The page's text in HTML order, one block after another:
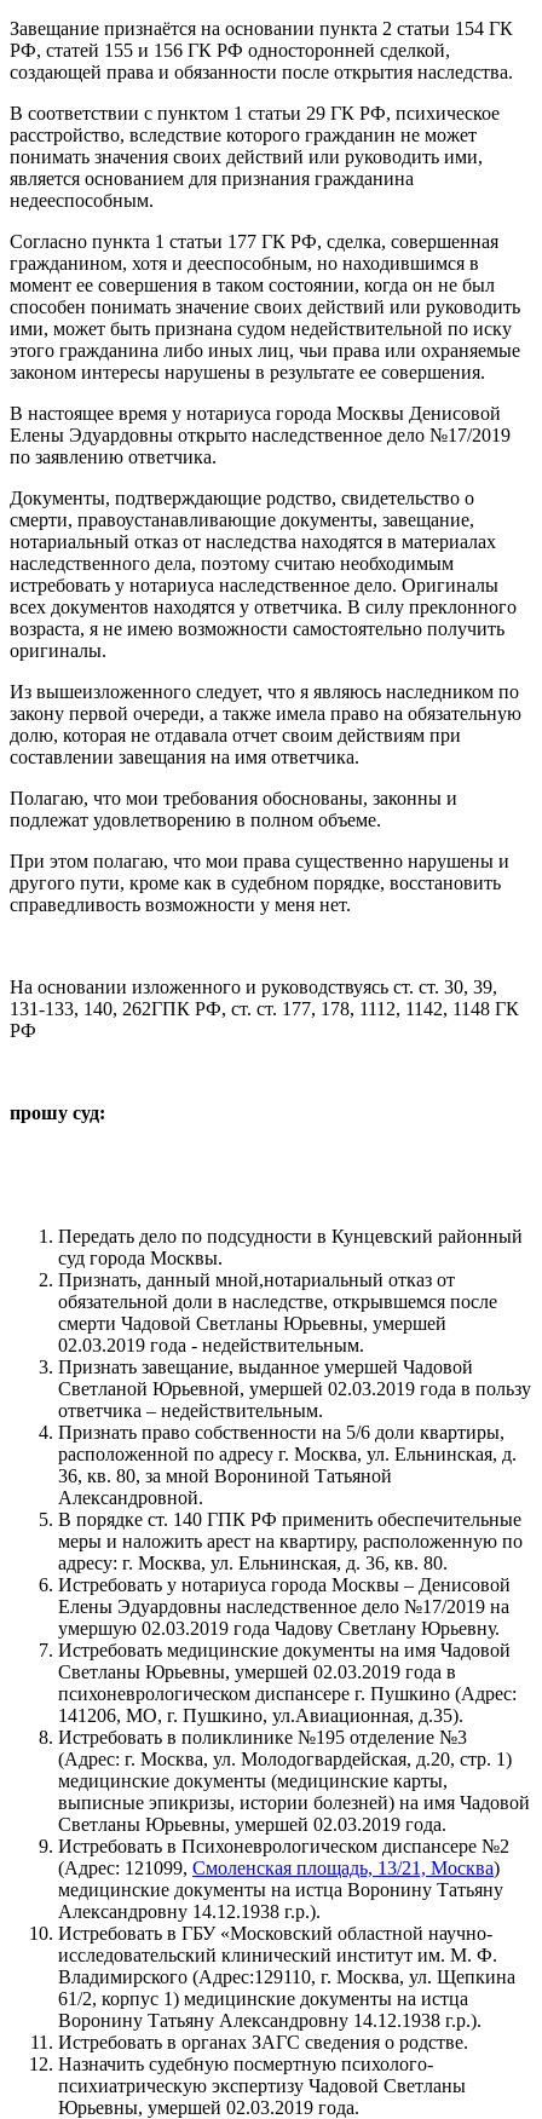
Завещание признаётся на основании пункта 2 статьи 154 ГК
РФ, статей 155 и 156 ГК РФ односторонней сделкой,
создающей права и обязанности после открытия наследства.
В соответствии с пунктом 1 статьи 29 ГК РФ, психическое
расстройство, вследствие которого гражданин не может
понимать значения своих действий или руководить ими,
является основанием для признания гражданина
недееспособным.
Согласно пункта 1 статьи 177 ГК РФ, сделка, совершенная
гражданином, хотя и дееспособным, но находившимся в
момент ее совершения в таком состоянии, когда он не был
способен понимать значение своих действий или руководить
ими, может быть признана судом недействительной по иску
этого гражданина либо иных лиц, чьи права или охраняемые
законом интересы нарушены в результате ее совершения.
В настоящее время у нотариуса города Москвы Денисовой
Елены Эдуардовны открыто наследственное дело №17/2019
по заявлению ответчика.
Документы, подтверждающие родство, свидетельство о
смерти, правоустанавливающие документы, завещание,
нотариальный отказ от наследства находятся в материалах
наследственного дела, поэтому считаю необходимым
истребовать у нотариуса наследственное дело. Оригиналы
всех документов находятся у ответчика. В силу преклонного
возраста, я не имею возможности самостоятельно получить
оригиналы.
Из вышеизложенного следует, что я являюсь наследником по
закону первой очереди, а также имела право на обязательную
долю, которая не отдавала отчет своим действиям при
составлении завещания на имя ответчика.
Полагаю, что мои требования обоснованы, законны и
подлежат удовлетворению в полном объеме.
При этом полагаю, что мои права существенно нарушены и
другого пути, кроме как в судебном порядке, восстановить
справедливость возможности у меня нет.
На основании изложенного и руководствуясь ст. ст. 30, 39,
131-133, 140, 262ГПК РФ, ст. ст. 177, 178, 1112, 1142, 1148 ГК
РФ
прошу суд:
Передать дело по подсудности в Кунцевский районный
суд города Москвы.
Признать, данный мной,нотариальный отказ от
обязательной доли в наследстве, открывшемся после
смерти Чадовой Светланы Юрьевны, умершей
02.03.2019 года - недействительным.
Признать завещание, выданное умершей Чадовой
Светланой Юрьевной, умершей 02.03.2019 года в пользу
ответчика – недействительным.
Признать право собственности на 5/6 доли квартиры,
расположенной по адресу г. Москва, ул. Ельнинская, д.
36, кв. 80, за мной Ворониной Татьяной
Александровной.
В порядке ст. 140 ГПК РФ применить обеспечительные
меры и наложить арест на квартиру, расположенную по
адресу: г. Москва, ул. Ельнинская, д. 36, кв. 80.
Истребовать у нотариуса города Москвы – Денисовой
Елены Эдуардовны наследственное дело №17/2019 на
умершую 02.03.2019 года Чадову Светлану Юрьевну.
Истребовать медицинские документы на имя Чадовой
Светланы Юрьевны, умершей 02.03.2019 года в
психоневрологическом диспансере г. Пушкино (Адрес:
141206, МО, г. Пушкино, ул.Авиационная, д.35).
Истребовать в поликлинике №195 отделение №3
(Адрес: г. Москва, ул. Молодогвардейская, д.20, стр. 1)
медицинские документы (медицинские карты,
выписные эпикризы, истории болезней) на имя Чадовой
Светланы Юрьевны, умершей 02.03.2019 года.
Истребовать в Психоневрологическом диспансере №2
(Адрес: 121099, Смоленская площадь, 13/21, Москва)
медицинские документы на истца Воронину Татьяну
Александровну 14.12.1938 г.р.).
Истребовать в ГБУ «Московский областной научно-
исследовательский клинический институт им. М. Ф.
Владимирского (Адрес:129110, г. Москва, ул. Щепкина
61/2, корпус 1) медицинские документы на истца
Воронину Татьяну Александровну 14.12.1938 г.р.).
Истребовать в органах ЗАГС сведения о родстве.
Назначить судебную посмертную психолого-
психиатрическую экспертизу Чадовой Светланы
Юрьевны, умершей 02.03.2019 года.